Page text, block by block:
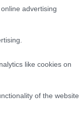
advertising
like cookies on
of the website